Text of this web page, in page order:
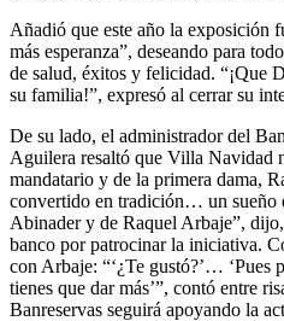
Añadió que este año la exposición
más esperanza”, deseando para
de salud, éxitos y felicidad. “¡Que
su familia!”, expresó al cerrar su
De su lado, el administrador del
Aguilera resaltó que Villa Navidad
mandatario y de la primera dama,
convertido en tradición… un sueño
Abinader y de Raquel Arbaje”,
banco por patrocinar la iniciativa.
con Arbaje: “‘¿Te gustó?’… ‘Pues
tienes que dar más’”, contó entre
Banreservas seguirá apoyando la